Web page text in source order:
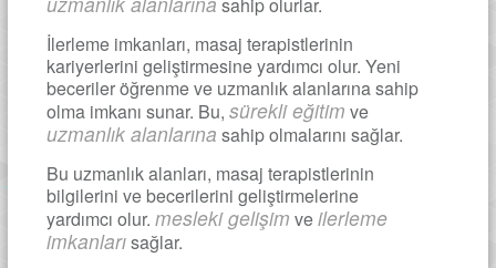
İlerleme imkanları, masaj terapistlerinin
kariyerlerini geliştirmesine yardımcı olur. Yeni
beceriler öğrenme ve uzmanlık alanlarına sahip
olma imkanı sunar. Bu, sürekli eğitim ve
uzmanlık alanlarına sahip olmalarını sağlar.
Bu uzmanlık alanları, masaj terapistlerinin
bilgilerini ve becerilerini geliştirmelerine
yardımcı olur. mesleki gelişim veilerleme
imkanlarısağlar.